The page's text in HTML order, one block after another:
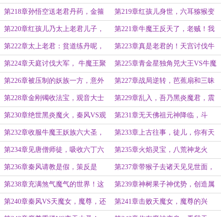
罡三十六变 头
第218章孙悟空送老君丹药，金箍
棒上缠火龙
第219章红孩儿身世，六耳猕猴变
黑莲圣使
第220章红孩儿乃太上老君儿子，
群妖中传出牛魔王小道消息
第221章牛魔王反天了，老贼！我
与你势不两立
第222章太上老君：贫道练丹呢，
黑锅从天降！
第223章真是老君的！天宫讨伐牛
魔王，谁为先锋？
第224章天庭讨伐大军， 牛魔王聚
齐六大圣
第225章青金星独角兕大王VS牛魔
王，金刚镯套牛蹄
第226章被压制的妖族一方，意外
到来的援军
第227章战局逆转，芭蕉扇和三昧
真火的杀伤力！
第228章金刚镯收法宝，观音大士
到了
第229章乱入，吾乃黑炎魔君，震
惊的观音！
第230章绝世黑炎魔火，秦风VS观
音
第231章无天佛祖元神降临，斗
法，伤观音
第232章收服牛魔王妖族六大圣，
无天奖励金箍儿
第233章上古往事，徒儿，你有天
帝之姿！
第234章见唐僧师徒，吸收六丁六
甲神火
第235章火焰灵宝，八荒神龙火
第236章秦风请教是假，策反是
真，玉帝失德
第237章带猴子去诸天见见世面，
六耳猕猴顶替取经
第238章充满煞气魔气的世界！这
是魔界？
第239章神树果子神优势，创造属
于自己的神族
第240章秦风VS天魔女，魔尊，还 第241章击败天魔女，魔尊的兴